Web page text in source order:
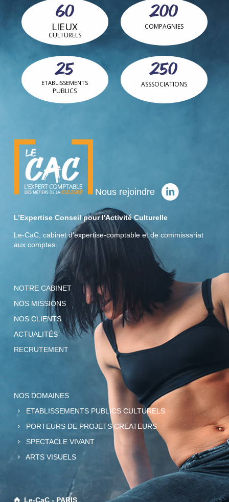
60
LIEUX
CULTURELS
200
COMPAGNIES
25
ETABLISSEMENTS
PUBLICS
250
ASSSOCIATIONS
Nous rejoindre
L’Expertise Conseil pour l'Activité Culturelle
Le-CaC, cabinet d'expertise-comptable et de commissariat
aux comptes.
NOTRE CABINET
NOS MISSIONS
NOS CLIENTS
ACTUALITÉS
RECRUTEMENT
NOS DOMAINES
ETABLISSEMENTS PUBLICS CULTURELS
PORTEURS DE PROJETS CREATEURS
SPECTACLE VIVANT
ARTS VISUELS
Le-CaC - PARIS